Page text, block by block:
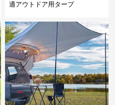
適アウトドア用タープ